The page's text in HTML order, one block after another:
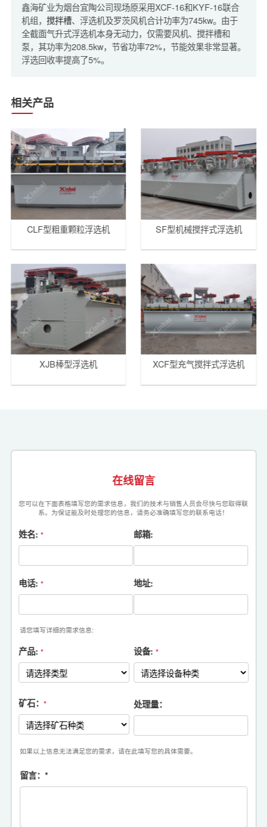
鑫海矿业为烟台宜陶公司现场原采用XCF-16和KYF-16联合
机组， 搅拌槽、浮选机及罗茨风机合计功率为745kw。由于
全截面气升式浮选机本身无动力，仅需要风机、搅拌槽和
泵，其功率为208.5kw，节省功率72%，节能效果非常显著。
浮选回收率提高了5%。
相关产品
CLF型粗重颗粒浮选机 SF型机械搅拌式浮选机
XJB棒型浮选机 XCF型充气搅拌式浮选机
在线留言
您可以在下面表格填写您的需求信息，我们的技术与销售人员会尽快与您取得联
系。为保证能及时处理您的信息，请务必准确填写您的联系电话！
姓名: * 邮箱:
电话: * 地址:
请您填写详细的需求信息:
产品: * 设备: *
矿石： * 处理量：
如果以上信息无法满足您的需求，请在此填写您的具体需要。
留言：*